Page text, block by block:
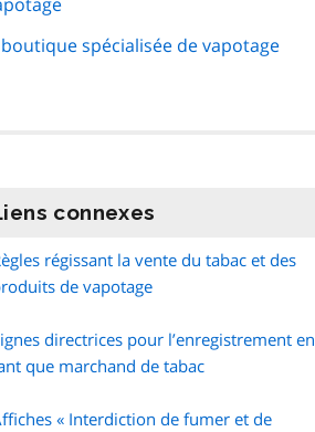
spécialisée de vapotage
connexes
régissant la vente du tabac et des
de vapotage
directrices pour l’enregistrement en
que marchand de tabac
« Interdiction de fumer et de